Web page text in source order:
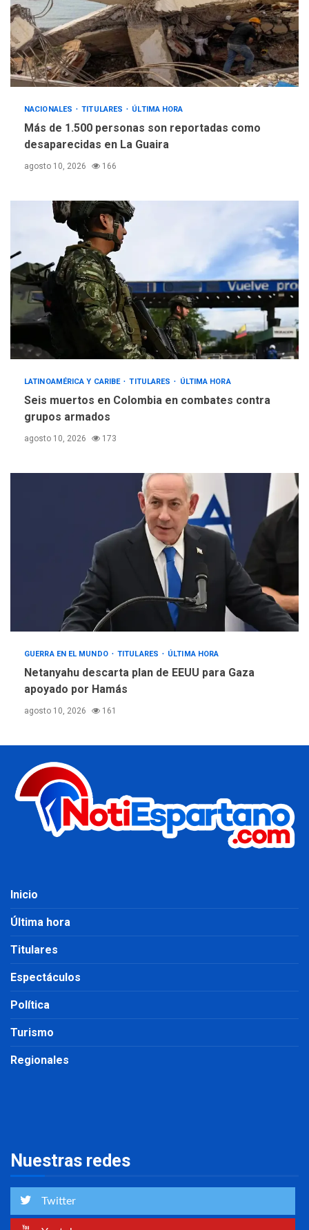
NACIONALES TITULARES ÚLTIMA HORA
Más de 1.500 personas son reportadas como
desaparecidas en La Guaira
agosto 10, 2026 166
LATINOAMÉRICA Y CARIBE TITULARES ÚLTIMA HORA
Seis muertos en Colombia en combates contra
grupos armados
agosto 10, 2026 173
GUERRA EN EL MUNDO TITULARES ÚLTIMA HORA
Netanyahu descarta plan de EEUU para Gaza
apoyado por Hamás
agosto 10, 2026 161
Inicio
Última hora
Titulares
Espectáculos
Política
Turismo
Regionales
Nuestras redes
Twitter